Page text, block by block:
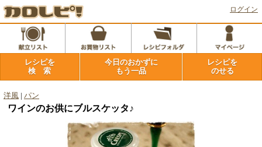
ログイン
レシピを
検 索
今日のおかずに
もう一品
レシピを
のせる
洋風 パン
ワインのお供にブルスケッタ♪